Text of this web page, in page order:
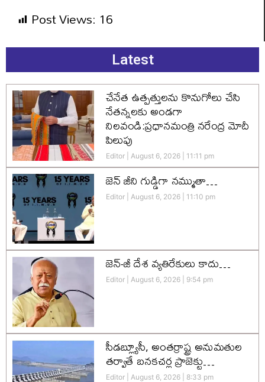
Post Views: 16
Latest
చేనేత ఉత్పత్తులను కొనుగోలు చేసి
నేతన్నలకు అండగా
నిలవండి:ప్రధానమంత్రి నరేంద్ర మోదీ
పిలుపు
Editor August 6, 2026 11:11 pm
జెన్‌ జీని గుడ్డిగా నమ్ముతా…
Editor August 6, 2026 11:10 pm
జెన్-జీ దేశ వ్యతిరేకులు కాదు…
Editor August 6, 2026 9:54 pm
సీడబ్ల్యూసీ, అంతర్రాష్ట్ర అనుమతుల
తర్వాతే బనకచర్ల ప్రాజెక్టు…
Editor August 6, 2026 8:33 pm